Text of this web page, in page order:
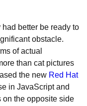
had better be ready to
obstacle.
of actual
than cat pictures
the new Red Hat
in JavaScript and
on the opposite side